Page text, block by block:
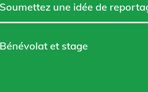
Soumettez une idée de
Bénévolat et stage